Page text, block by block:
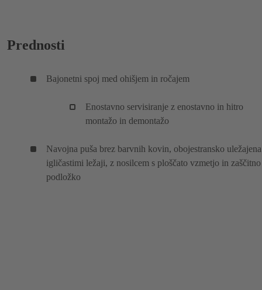
Prednosti
Bajonetni spoj med ohišjem in ročajem
Enostavno servisiranje z enostavno in hitro
montažo in demontažo
Navojna puša brez barvnih kovin, obojestransko
igličastimi ležaji, z nosilcem s ploščato vzmetjo in zaščitno
podložko